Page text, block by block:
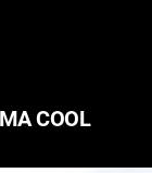
COOL